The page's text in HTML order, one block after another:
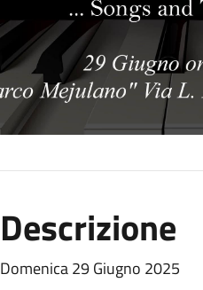
Descrizione
Domenica 29 Giugno 2025